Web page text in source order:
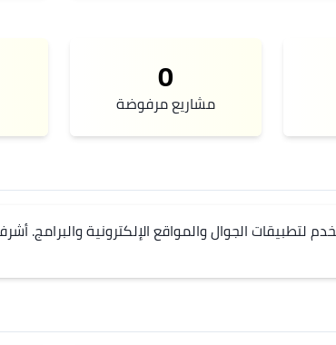
0
مشاريع مرفوضة